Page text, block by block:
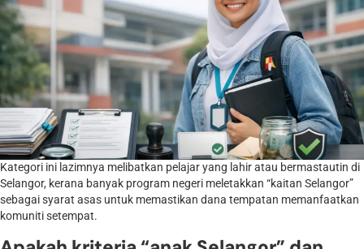
Kategori ini lazimnya melibatkan pelajar yang lahir atau bermastautin di
Selangor, kerana banyak program negeri meletakkan “kaitan Selangor”
sebagai syarat asas untuk memastikan dana tempatan memanfaatkan
komuniti setempat.